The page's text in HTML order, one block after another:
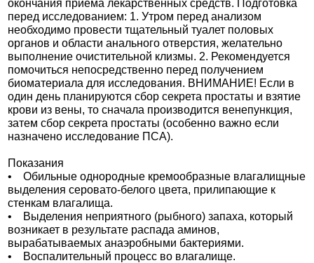
окончания приема лекарственных средств. Подготовка
перед исследованием: 1. Утром перед анализом
необходимо провести тщательный туалет половых
органов и области анального отверстия, желательно
выполнение очистительной клизмы. 2. Рекомендуется
помочиться непосредственно перед получением
биоматериала для исследования. ВНИМАНИЕ! Если в
один день планируются сбор секрета простаты и взятие
крови из вены, то сначала производится венепункция,
затем сбор секрета простаты (особенно важно если
назначено исследование ПСА).
Показания
• Обильные однородные кремообразные влагалищные
выделения серовато-белого цвета, прилипающие к
стенкам влагалища.
• Выделения неприятного (рыбного) запаха, который
возникает в результате распада аминов,
вырабатываемых анаэробными бактериями.
• Воспалительный процесс во влагалище.